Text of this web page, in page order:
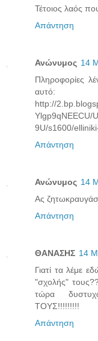
Τέτοιος λαός
Απάντηση
Ανώνυμος 14
Πληροφορίες
αυτό:
http://
Ylgp9qNEECU/
9U/s1600/
Απάντηση
Ανώνυμος 14
Ας
Απάντηση
ΘΑΝΑΣΗΣ 14
Γιατί τα λέμε
"σχολής"
τώρα
ΤΟΥΣ!!!!!!!!!
Απάντηση